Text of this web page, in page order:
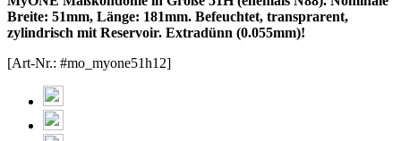
Breite: 51mm, Länge: 181mm. Befeuchtet, transprarent,
zylindrisch mit Reservoir. Extradünn (0.055mm)!
[Art-Nr.: #mo_myone51h12]